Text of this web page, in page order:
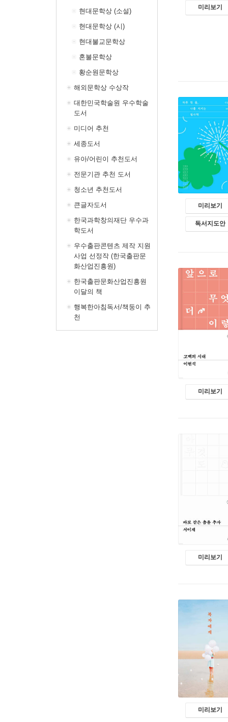
현대문학상 (소설)
현대문학상 (시)
현대불교문학상
혼불문학상
황순원문학상
해외문학상 수상작
대한민국학술원 우수학술
도서
미디어 추천
세종도서
유아/어린이 추천도서
전문기관 추천 도서
청소년 추천도서
큰글자도서
한국과학창의재단 우수과
학도서
우수출판콘텐츠 제작 지원
사업 선정작 (한국출판문
화산업진흥원)
한국출판문화산업진흥원
이달의 책
행복한아침독서/책둥이 추
천
미리보기
미리보기
독서지도안
미리보기
미리보기
미리보기